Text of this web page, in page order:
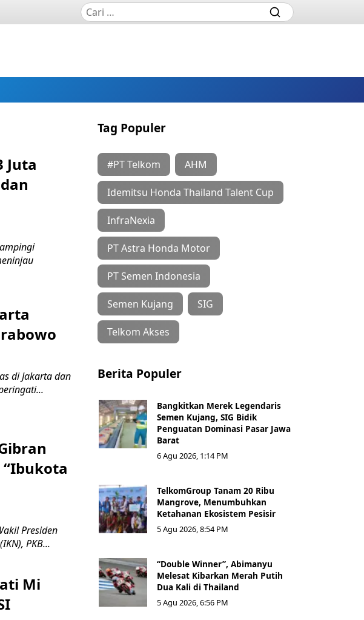
Juta
di Jakarta dan
Presiden
PKB...
Mi
Tag Populer
#PT Telkom AHM
Idemitsu Honda Thailand Talent Cup
InfraNexia
PT Astra Honda Motor
PT Semen Indonesia
Semen Kujang SIG
Telkom Akses
Berita Populer
Bangkitkan Merek Legendaris
Semen Kujang, SIG Bidik
Penguatan Dominasi Pasar Jawa
Barat
6 Agu 2026, 1:14 PM
TelkomGroup Tanam 20 Ribu
Mangrove, Menumbuhkan
Ketahanan Ekosistem Pesisir
5 Agu 2026, 8:54 PM
“Double Winner”, Abimanyu
Melesat Kibarkan Merah Putih
Dua Kali di Thailand
5 Agu 2026, 6:56 PM